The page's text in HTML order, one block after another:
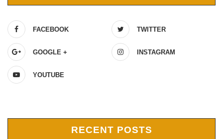
FACEBOOK TWITTER
GOOGLE + INSTAGRAM
YOUTUBE
RECENT POSTS